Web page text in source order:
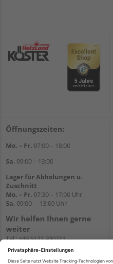
Öffnungszeiten:
Mo. – Fr. 07:00 – 18:00
Sa. 09:00 – 13:00
Lager für Abholungen u.
Zuschnitt
Mo. – Fr. 07:30 – 17:00 Uhr
Sa. 09:00 – 13:00 Uhr
Wir helfen Ihnen gerne
weiter
Tel.:+49 5121 930211
E-Mail:holzlandshop@holzland-